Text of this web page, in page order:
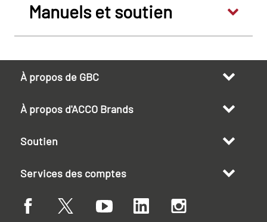
Manuels et soutien
À propos de GBC
À propos d'ACCO Brands
Soutien
Services des comptes